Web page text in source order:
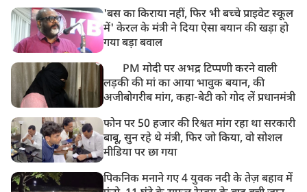
'बस का किराया नहीं, फिर भी बच्चे प्राइवेट स्कूल
में' केरल के मंत्री ने दिया ऐसा बयान की खड़ा हो
गया बड़ा बवाल
PM मोदी पर अभद्र टिप्पणी करने वाली
लड़की की मां का आया भावुक बयान, की
अजीबोगरीब मांग, कहा-बेटी को गोद लें प्रधानमंत्री
फोन पर 50 हजार की रिश्वत मांग रहा था सरकारी
बाबू, सुन रहे थे मंत्री, फिर जो किया, वो सोशल
मीडिया पर छा गया
पिकनिक मनाने गए 4 युवक नदी के तेज़ बहाव में